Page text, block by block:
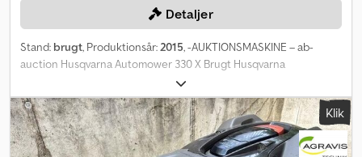
Detaljer
Stand: brugt, Produktionsår:2015, -AUKTIONSMASKINE – ab-
auction Husqvarna Automower 330 X Brugt Husqvarna
robotplæneklipper Dwjdpfx Amjzqpvgsyoa Type: Automower 330 X
Årgang: 2015 Med ladestation Maks. arealydelse op til 3000 m² Du
kan byde på denne maskine online. Startprisen er 100,00 EUR
ekskl. moms. Registrer dig gratis og deltag i auktionen. Klik her for
at gå til auktionen: ----- ----- Spændende onlineauktion! Start
Klik